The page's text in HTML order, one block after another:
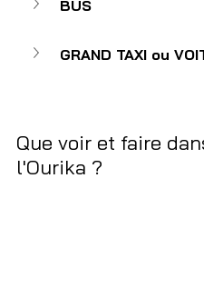
BUS
GRAND TAXI ou
Que voir et faire
l'Ourika ?